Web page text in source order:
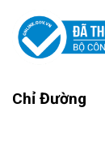
Chỉ Đường